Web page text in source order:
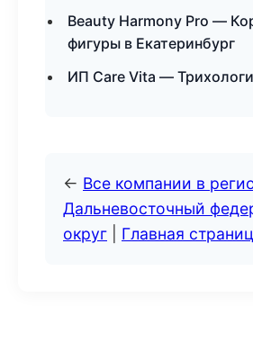
Beauty Harmony Pro —
фигуры в Екатеринбург
ИП Care Vita —
← Все компании в
Дальневосточный
округ
Главная